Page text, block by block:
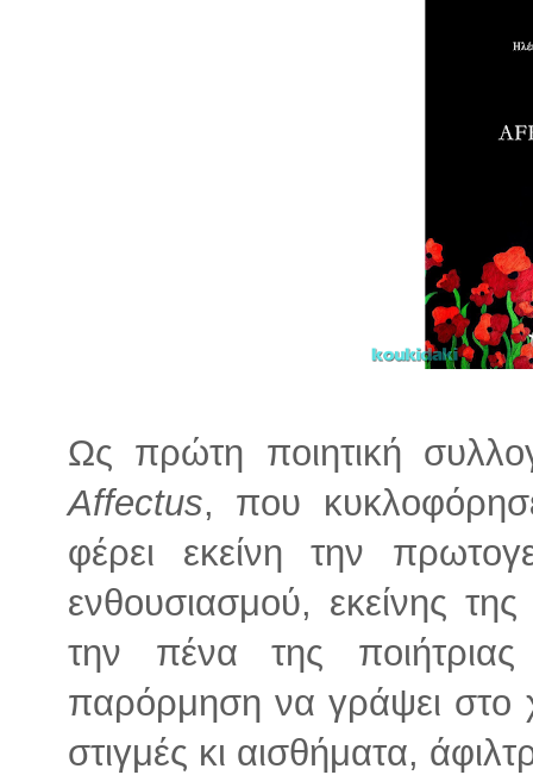
Ως πρώτη ποιητική
Affectus, που
φέρει εκείνη την
ενθουσιασμού, εκείνης
την πένα της
παρόρμηση να γράψει στο
στιγμές κι αισθήματα,